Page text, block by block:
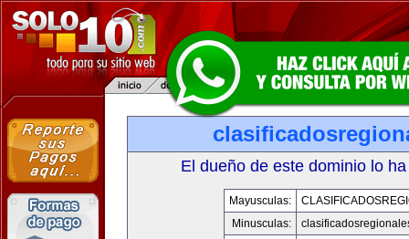
El dueño de este dominio lo
Mayusculas:
Minusculas: